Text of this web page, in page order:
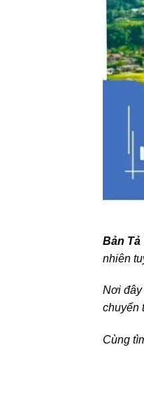
Bản Tả
nhiên
Nơi đây
chuyến
Cùng